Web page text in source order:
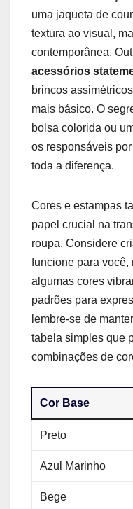
uma jaqueta de
textura ⁣ao visual,
contemporânea.⁣
acessórios
brincos
mais básico. O
bolsa colorida ou⁤
os ‍responsáveis
toda a ⁣diferença.
Cores e estampas
papel ⁣crucial na
roupa. Considere
funcione ‌para você,
algumas cores⁢
padrões⁤ para
lembre-se de
tabela simples⁢ que
combinações de
Cor Base
Preto
Azul Marinho
Bege